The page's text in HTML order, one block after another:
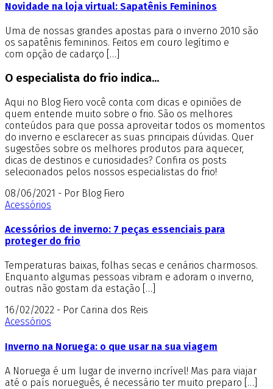
Novidade na loja virtual: Sapatênis Femininos
Uma de nossas grandes apostas para o inverno 2010 são
os sapatênis femininos. Feitos em couro legítimo e
com opção de cadarço […]
O especialista do frio indica...
Aqui no Blog Fiero você conta com dicas e opiniões de
quem entende muito sobre o frio. São os melhores
conteúdos para que possa aproveitar todos os momentos
do inverno e esclarecer as suas principais dúvidas. Quer
sugestões sobre os melhores produtos para aquecer,
dicas de destinos e curiosidades? Confira os posts
selecionados pelos nossos especialistas do frio!
08/06/2021 - Por Blog Fiero
Acessórios
Acessórios de inverno: 7 peças essenciais para
proteger do frio
Temperaturas baixas, folhas secas e cenários charmosos.
Enquanto algumas pessoas vibram e adoram o inverno,
outras não gostam da estação […]
16/02/2022 - Por Carina dos Reis
Acessórios
Inverno na Noruega: o que usar na sua viagem
A Noruega é um lugar de inverno incrível! Mas para viajar
até o país norueguês, é necessário ter muito preparo […]